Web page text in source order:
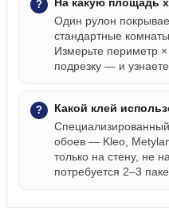
Один рулон
стандартные
Измерьте периметр
подрезку — и
Какой клей
обоев — Kleo,
только на стену, не
потребуется 2–3